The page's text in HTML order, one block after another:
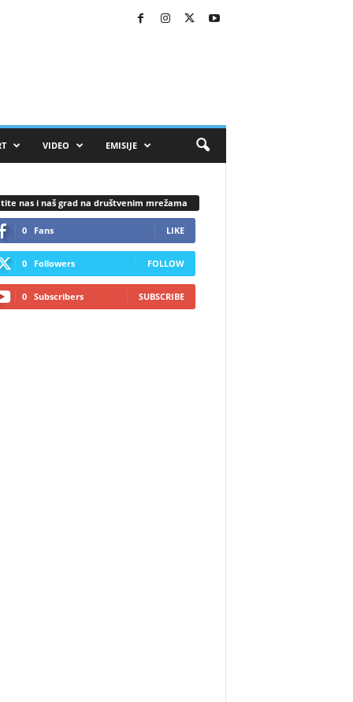
VIDEO EMISIJE
nas i naš grad na društvenim mrežama
0 Fans LIKE
0 Followers FOLLOW
0 Subscribers SUBSCRIBE